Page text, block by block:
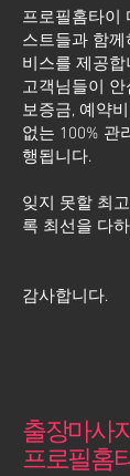
프로필홈타이
스트들과 함
비스를 제공합
고객님들이
보증금, 예약
없는 100% 관
행됩니다.
잊지 못할 최
록 최선을 다
​감사합니다.
출장마사
프로필홈